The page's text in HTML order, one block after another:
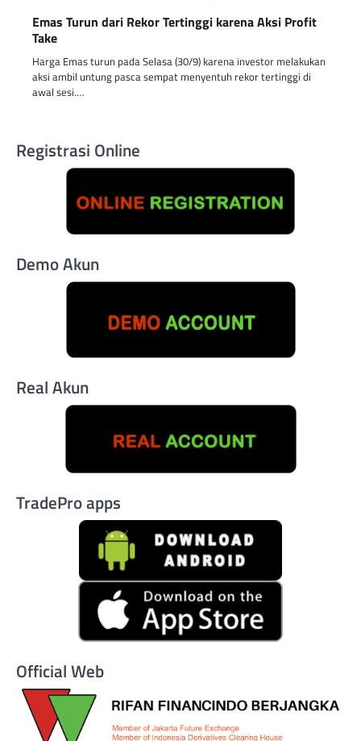
Emas Turun dari Rekor Tertinggi karena Aksi Profit
Take
Harga Emas turun pada Selasa (30/9) karena investor melakukan
aksi ambil untung pasca sempat menyentuh rekor tertinggi di
awal sesi.…
Registrasi Online
Demo Akun
Real Akun
TradePro apps
Official Web